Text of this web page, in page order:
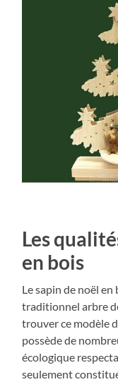
Les
en bois
Le sapin de noël
traditionnel arbre
trouver ce modèle
possède de
écologique
seulement